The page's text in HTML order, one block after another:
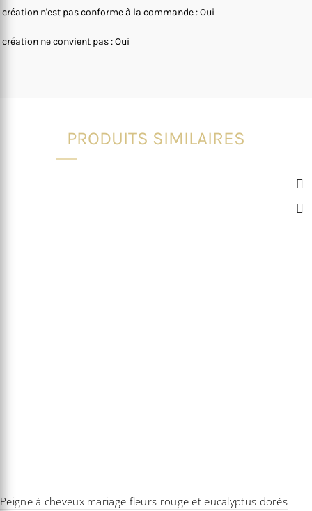
création n'est pas conforme à la commande : Oui
création ne convient pas : Oui
PRODUITS SIMILAIRES
Peigne à cheveux mariage fleurs rouge et eucalyptus dorés